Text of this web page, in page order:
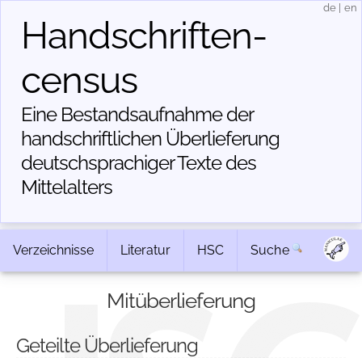
Handschriften­
census
Eine Bestandsaufnahme der
handschriftlichen Über­lieferung
deutschsprachiger Texte des
Mittelalters
de en
Verzeichnisse Literatur HSC Suche
Mitüberlieferung
Geteilte Überlieferung